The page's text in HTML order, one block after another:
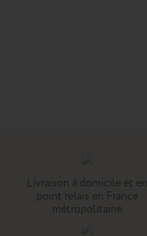
Livraison à domicile et en
point relais en France
métropolitaine